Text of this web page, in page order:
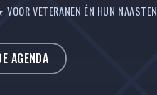
VOOR VETERANEN ÉN HUN NAASTEN
AGENDA